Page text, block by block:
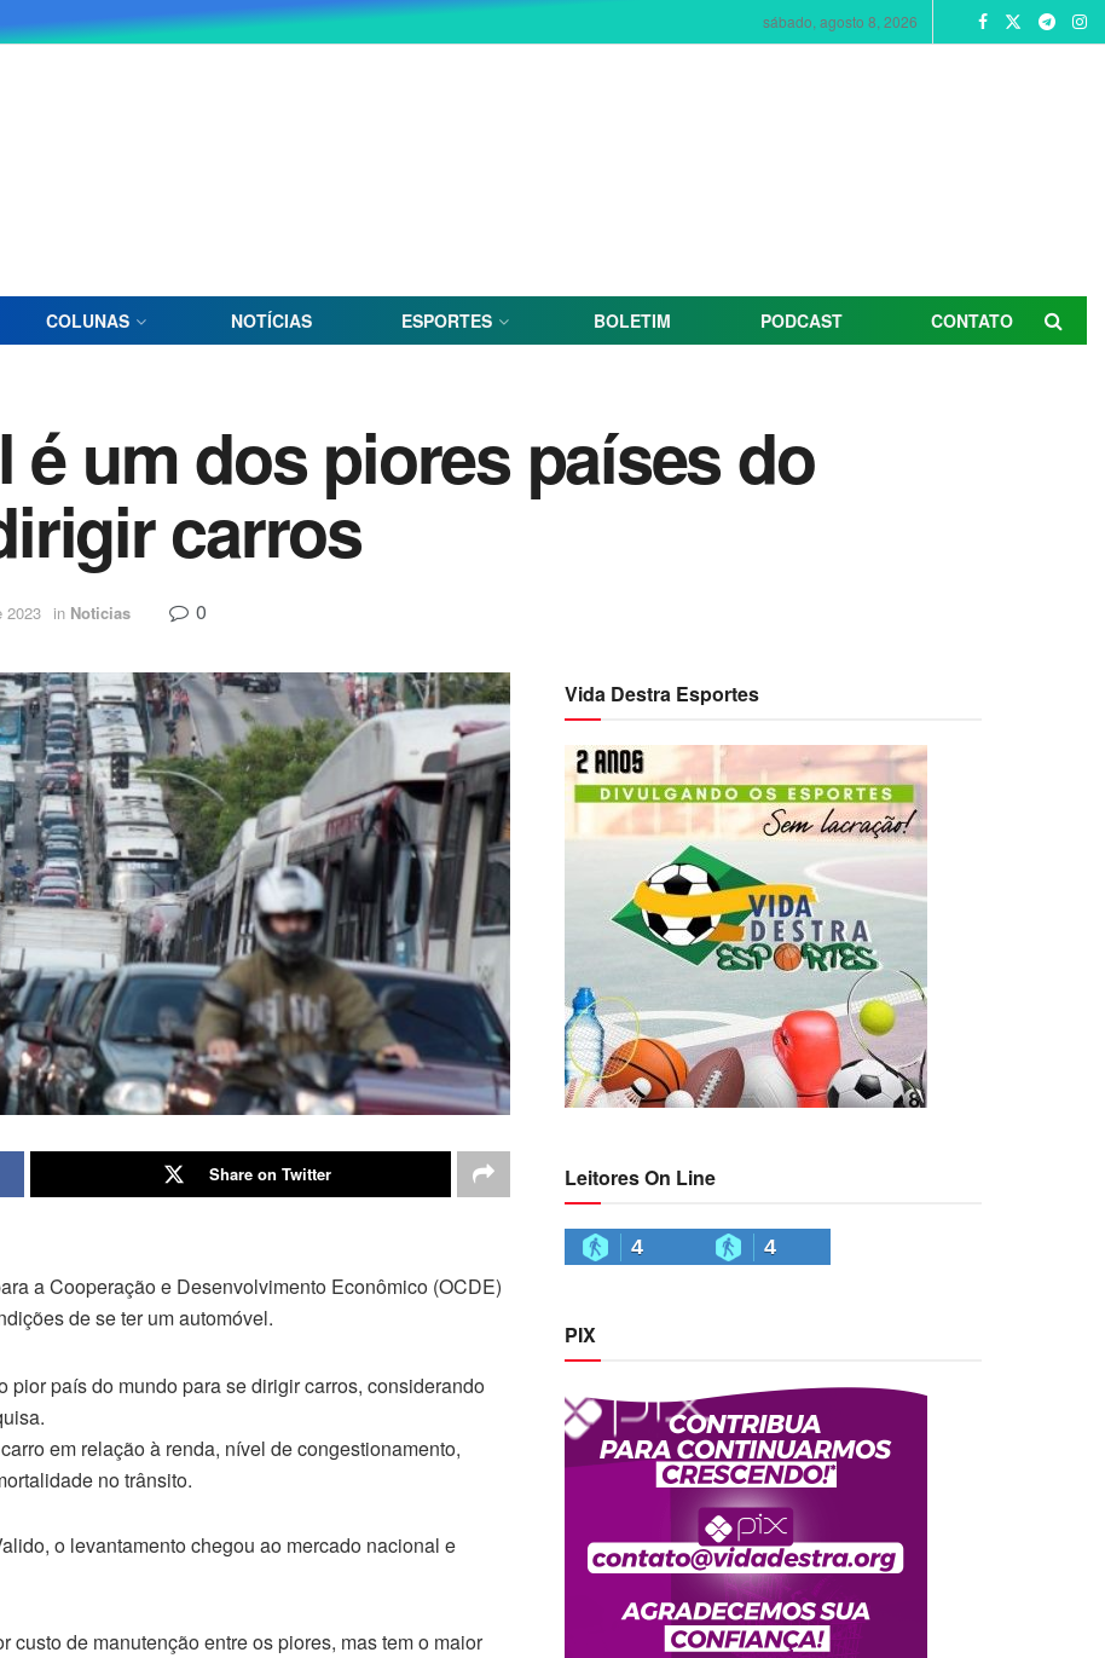
sábado, agosto 8, 2026
COLUNAS NOTÍCIAS ESPORTES BOLETIM PODCAST CONTATO
é um dos piores países do
carros
2023 in Noticias 0
Share on Twitter
a Cooperação e Desenvolvimento Econômico (OCDE)
de se ter um automóvel.
pior país do mundo para se dirigir carros, considerando
em relação à renda, nível de congestionamento,
no trânsito.
o levantamento chegou ao mercado nacional e
custo de manutenção entre os piores, mas tem o maior
Vida Destra Esportes
Leitores On Line
4 4
PIX